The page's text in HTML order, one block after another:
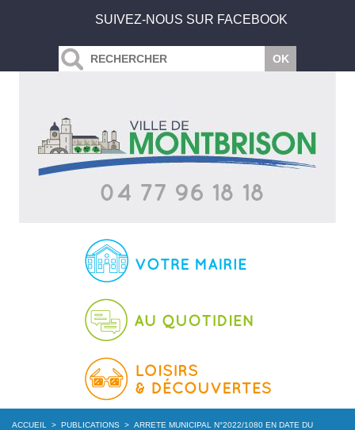
SUIVEZ-NOUS SUR FACEBOOK
ACCUEIL > PUBLICATIONS > ARRETE MUNICIPAL N°2022/1080 EN DATE DU